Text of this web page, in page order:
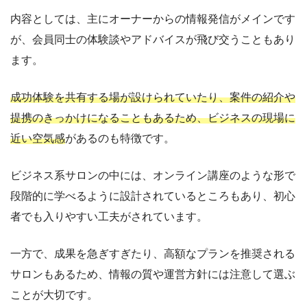
内容としては、主にオーナーからの情報発信がメインです
が、会員同士の体験談やアドバイスが飛び交うこともあり
ます。
成功体験を共有する場が設けられていたり、案件の紹介や
提携のきっかけになることもあるため、ビジネスの現場に
近い空気感があるのも特徴です。
ビジネス系サロンの中には、オンライン講座のような形で
段階的に学べるように設計されているところもあり、初心
者でも入りやすい工夫がされています。
一方で、成果を急ぎすぎたり、高額なプランを推奨される
サロンもあるため、情報の質や運営方針には注意して選ぶ
ことが大切です。